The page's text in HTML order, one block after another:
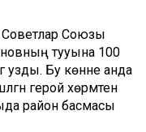
Советлар Союзы
тууына 100
узды. Бу көнне анда
герой хөрмәтенә
район басмасы